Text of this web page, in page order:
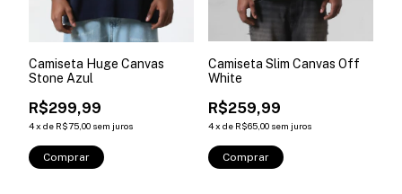
Camiseta Huge Canvas
Stone Azul
R$299,99
4x de R$75,00 sem juros
Comprar
Camiseta Slim Canvas Off
White
R$259,99
4x de R$65,00 sem juros
Comprar